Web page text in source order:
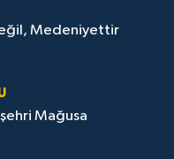
Medeniyettir
Mağusa